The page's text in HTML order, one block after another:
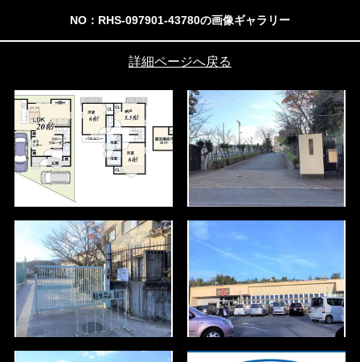
NO：RHS-097901-43780の画像ギャラリー
詳細ページへ戻る